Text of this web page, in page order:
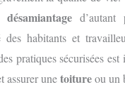
désamiantage
des habitants et
pratiques sécurisées
assurer unetoitureou un